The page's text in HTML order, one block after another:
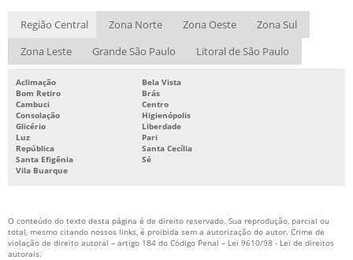
FITA RIBBON PARA DATADOR
Região Central Zona Norte Zona Oeste
Zona Sul
Zona Leste
Grande São Paulo Litoral de São Paulo
Aclimação
Bela Vista
Bom Retiro
Brás
Cambuci
Centro
Consolação
Higienópolis
Glicério
Liberdade
Luz
Pari
República
Santa Cecília
Santa Efigênia
Sé
Vila Buarque
O conteúdo do texto desta página é de direito reservado. Sua reprodução, parcial ou
total, mesmo citando nossos links, é proibida sem a autorização do autor. Crime de
violação de direito autoral – artigo 184 do Código Penal – Lei 9610/98 - Lei de direitos
autorais.